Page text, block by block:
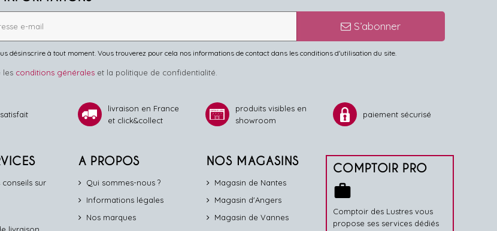
S’abonner
désinscrire à tout moment. Vous trouverez pour cela nos informations de contact dans les conditions d'utilisation du site.
les conditions généraleset la politique de confidentialité.
satisfait
livraison en France
et click&collect
produits visibles en
showroom
paiement sécurisé
sur
A PROPOS
Qui sommes-nous ?
Informations légales
Nos marques
NOS MAGASINS
Magasin de Nantes
Magasin d'Angers
Magasin de Vannes
COMPTOIR PRO
work
Comptoir des Lustres vous
propose ses services dédiés